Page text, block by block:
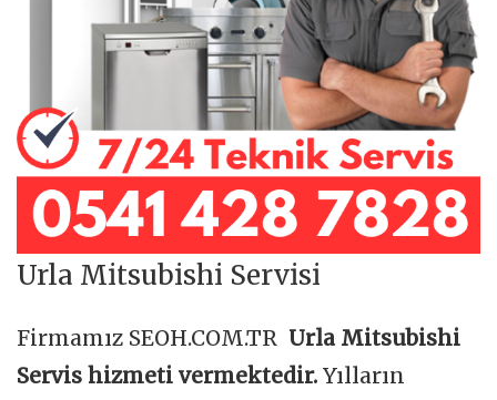
Urla Mitsubishi Servisi
Firmamız SEOH.COM.TR Urla Mitsubishi
Servis hizmeti vermektedir. Yılların